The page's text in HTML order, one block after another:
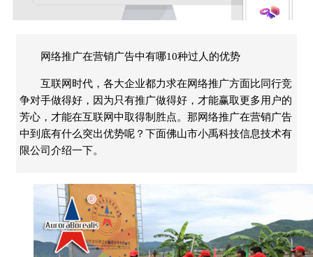
网络推广在营销广告中有哪10种过人的优势
互联网时代，各大企业都力求在网络推广方面比同行竞
争对手做得好，因为只有推广做得好，才能赢取更多用户的
芳心，才能在互联网中取得制胜点。那网络推广在营销广告
中到底有什么突出优势呢？下面佛山市小禹科技信息技术有
限公司介绍一下。